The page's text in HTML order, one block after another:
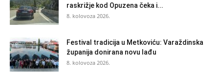
raskrižje kod Opuzena čeka i...
8. kolovoza 2026.
Festival tradicija u Metkoviću: Varaždinska
županija donirana novu lađu
8. kolovoza 2026.